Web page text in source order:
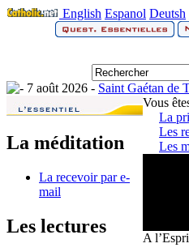
English Espanol Deutsh
7 août 2026 - Saint Gaétan de
La méditation
La recevoir par e-
mail
Les lectures
Vous
La
Les
Les
A